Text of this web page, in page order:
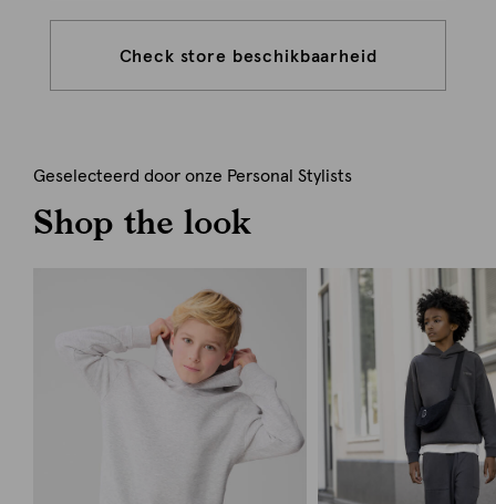
Check store beschikbaarheid
Geselecteerd door onze Personal Stylists
Shop the look